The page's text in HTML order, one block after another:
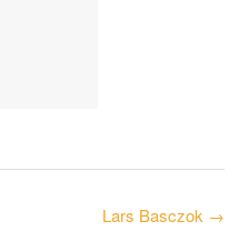
Lars Basczok →